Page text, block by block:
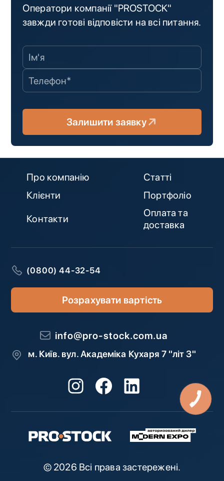
Оператори компанії "PROSTOCK"
завжди готові відповісти на всі питання.
Залишити заявку
Про компанію
Статті
Клієнти
Портфоліо
Контакти
Оплата та
доставка
(0800) 44-32-54
Розрахувати вартість
info@pro-stock.com.ua
м. Київ. вул. Академіка Кухаря 7 "літ З"
© 2026 Всі права застережені.